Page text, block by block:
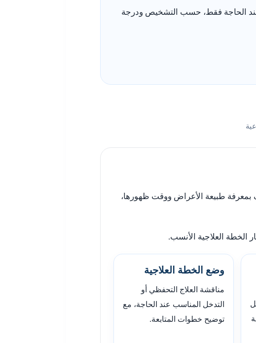
عند الحاجة فقط، حسب التشخيص ودرجة
بمعرفة طبيعة الأعراض ووقت ظهورها،
العلاجية الأنسب.
وضع الخطة العلاجية
مناقشة العلاج التحفظي أو
التدخل المناسب عند الحاجة، مع
توضيح خطوات المتابعة.